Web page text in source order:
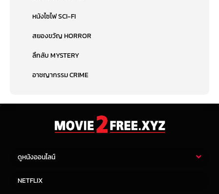
หนังไซไฟ SCI-FI
สยองขวัญ HORROR
ลึกลับ MYSTERY
อาชญากรรม CRIME
ดูหนังออนไลน์
NETFLIX